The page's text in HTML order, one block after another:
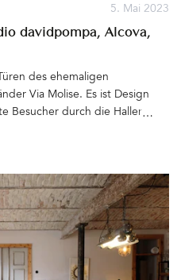
5. Mai 2023
davidpompa, Alcova,
des ehemaligen
Via Molise. Es ist Design
Besucher durch die Hallen und
Pompa sehen.Die Installation
gefüllt mit
die neue Leuchten-Kollektion
sehenswert sein. Schließlich
Designer ihre Werke
Security Guards verwehren